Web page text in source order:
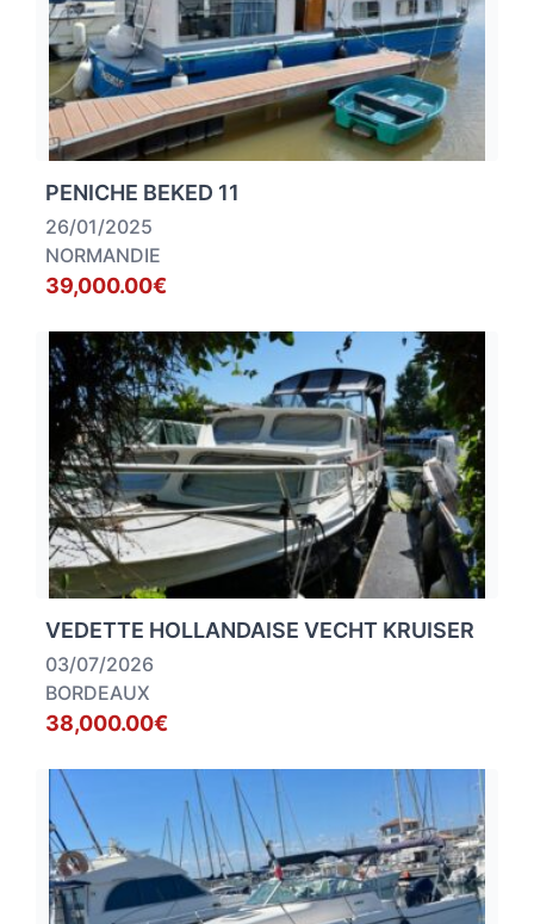
PENICHE BEKED 11
26/01/2025
NORMANDIE
39,000.00€
VEDETTE HOLLANDAISE VECHT KRUISER
03/07/2026
BORDEAUX
38,000.00€